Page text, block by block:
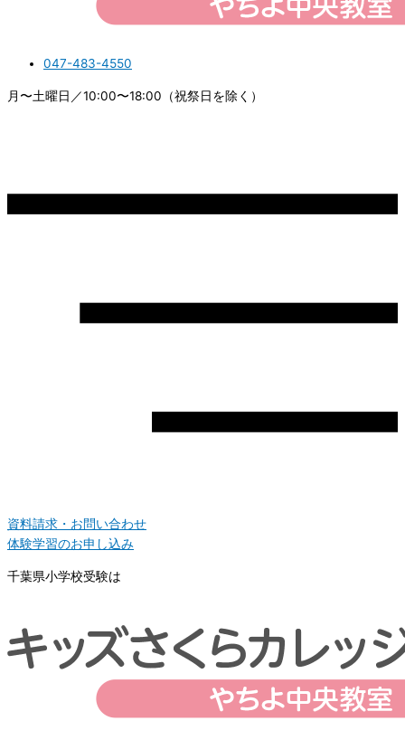
047-483-4550
月〜土曜日／10:00〜18:00（祝祭日を除く）
資料請求・お問い合わせ
体験学習のお申し込み
千葉県小学校受験は